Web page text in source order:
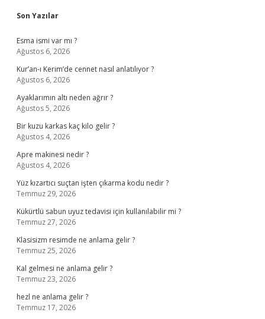
Sidebar
Son Yazılar
Esma ismi var mı ?
Ağustos 6, 2026
Kur’an-ı Kerim’de cennet nasıl anlatılıyor ?
Ağustos 6, 2026
Ayaklarımın altı neden ağrır ?
Ağustos 5, 2026
Bir kuzu karkas kaç kilo gelir ?
Ağustos 4, 2026
Apre makinesi nedir ?
Ağustos 4, 2026
Yüz kızartıcı suçtan işten çıkarma kodu nedir ?
Temmuz 29, 2026
Kükürtlü sabun uyuz tedavisi için kullanılabilir mi ?
Temmuz 27, 2026
Klasisizm resimde ne anlama gelir ?
Temmuz 25, 2026
Kal gelmesi ne anlama gelir ?
Temmuz 23, 2026
hezl ne anlama gelir ?
Temmuz 17, 2026